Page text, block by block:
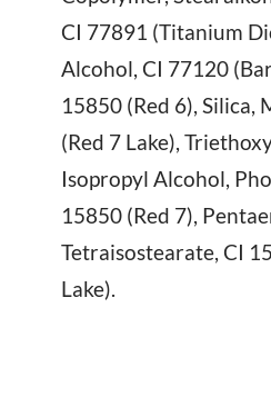
CI 77891 (Titanium
Alcohol, CI 77120
15850 (Red 6), Silica,
(Red 7 Lake),
Isopropyl Alcohol,
15850 (Red 7),
Tetraisostearate, CI
Lake).